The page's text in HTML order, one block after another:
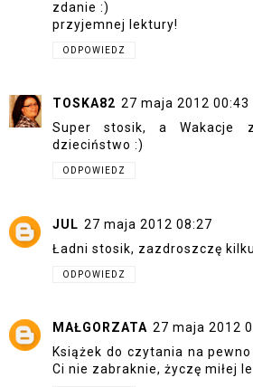
zdanie :)
przyjemnej lektury!
ODPOWIEDZ
TOSKA82 27 maja 2012 00:43
Super stosik, a Wakacje
dzieciństwo :)
ODPOWIEDZ
JUL 27 maja 2012 08:27
Ładni stosik, zazdroszczę
ODPOWIEDZ
MAŁGORZATA 27 maja 2012
Książek do czytania na
Ci nie zabraknie, życzę miłej